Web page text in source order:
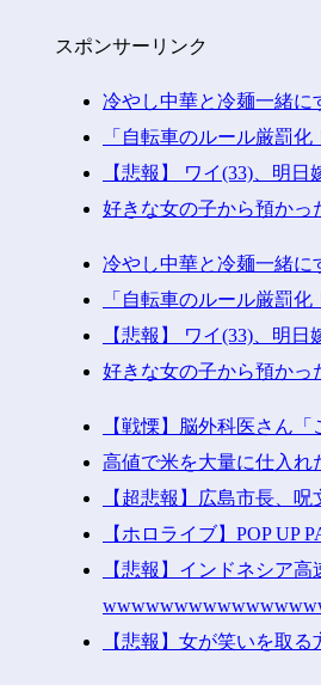
スポンサーリンク
冷やし中華と冷麺一緒に
「自転車のルール厳罰
【悲報】 ワイ(33)、明
好きな女の子から預かっ
冷やし中華と冷麺一緒に
「自転車のルール厳罰
【悲報】 ワイ(33)、明
好きな女の子から預かっ
【戦慄】脳外科医さん
高値で米を大量に仕入れ
【超悲報】広島市長、
【ホロライブ】POP UP
【悲報】インドネシア
【悲報】女が笑いを取